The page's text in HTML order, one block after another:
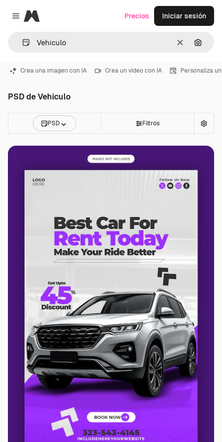
Close menu
Magnific
Borrar
Precios Iniciar sesión
Crea una imagen con IA Crea un vídeo con IA Personaliza
PSD de Vehiculo
PSD Filtros